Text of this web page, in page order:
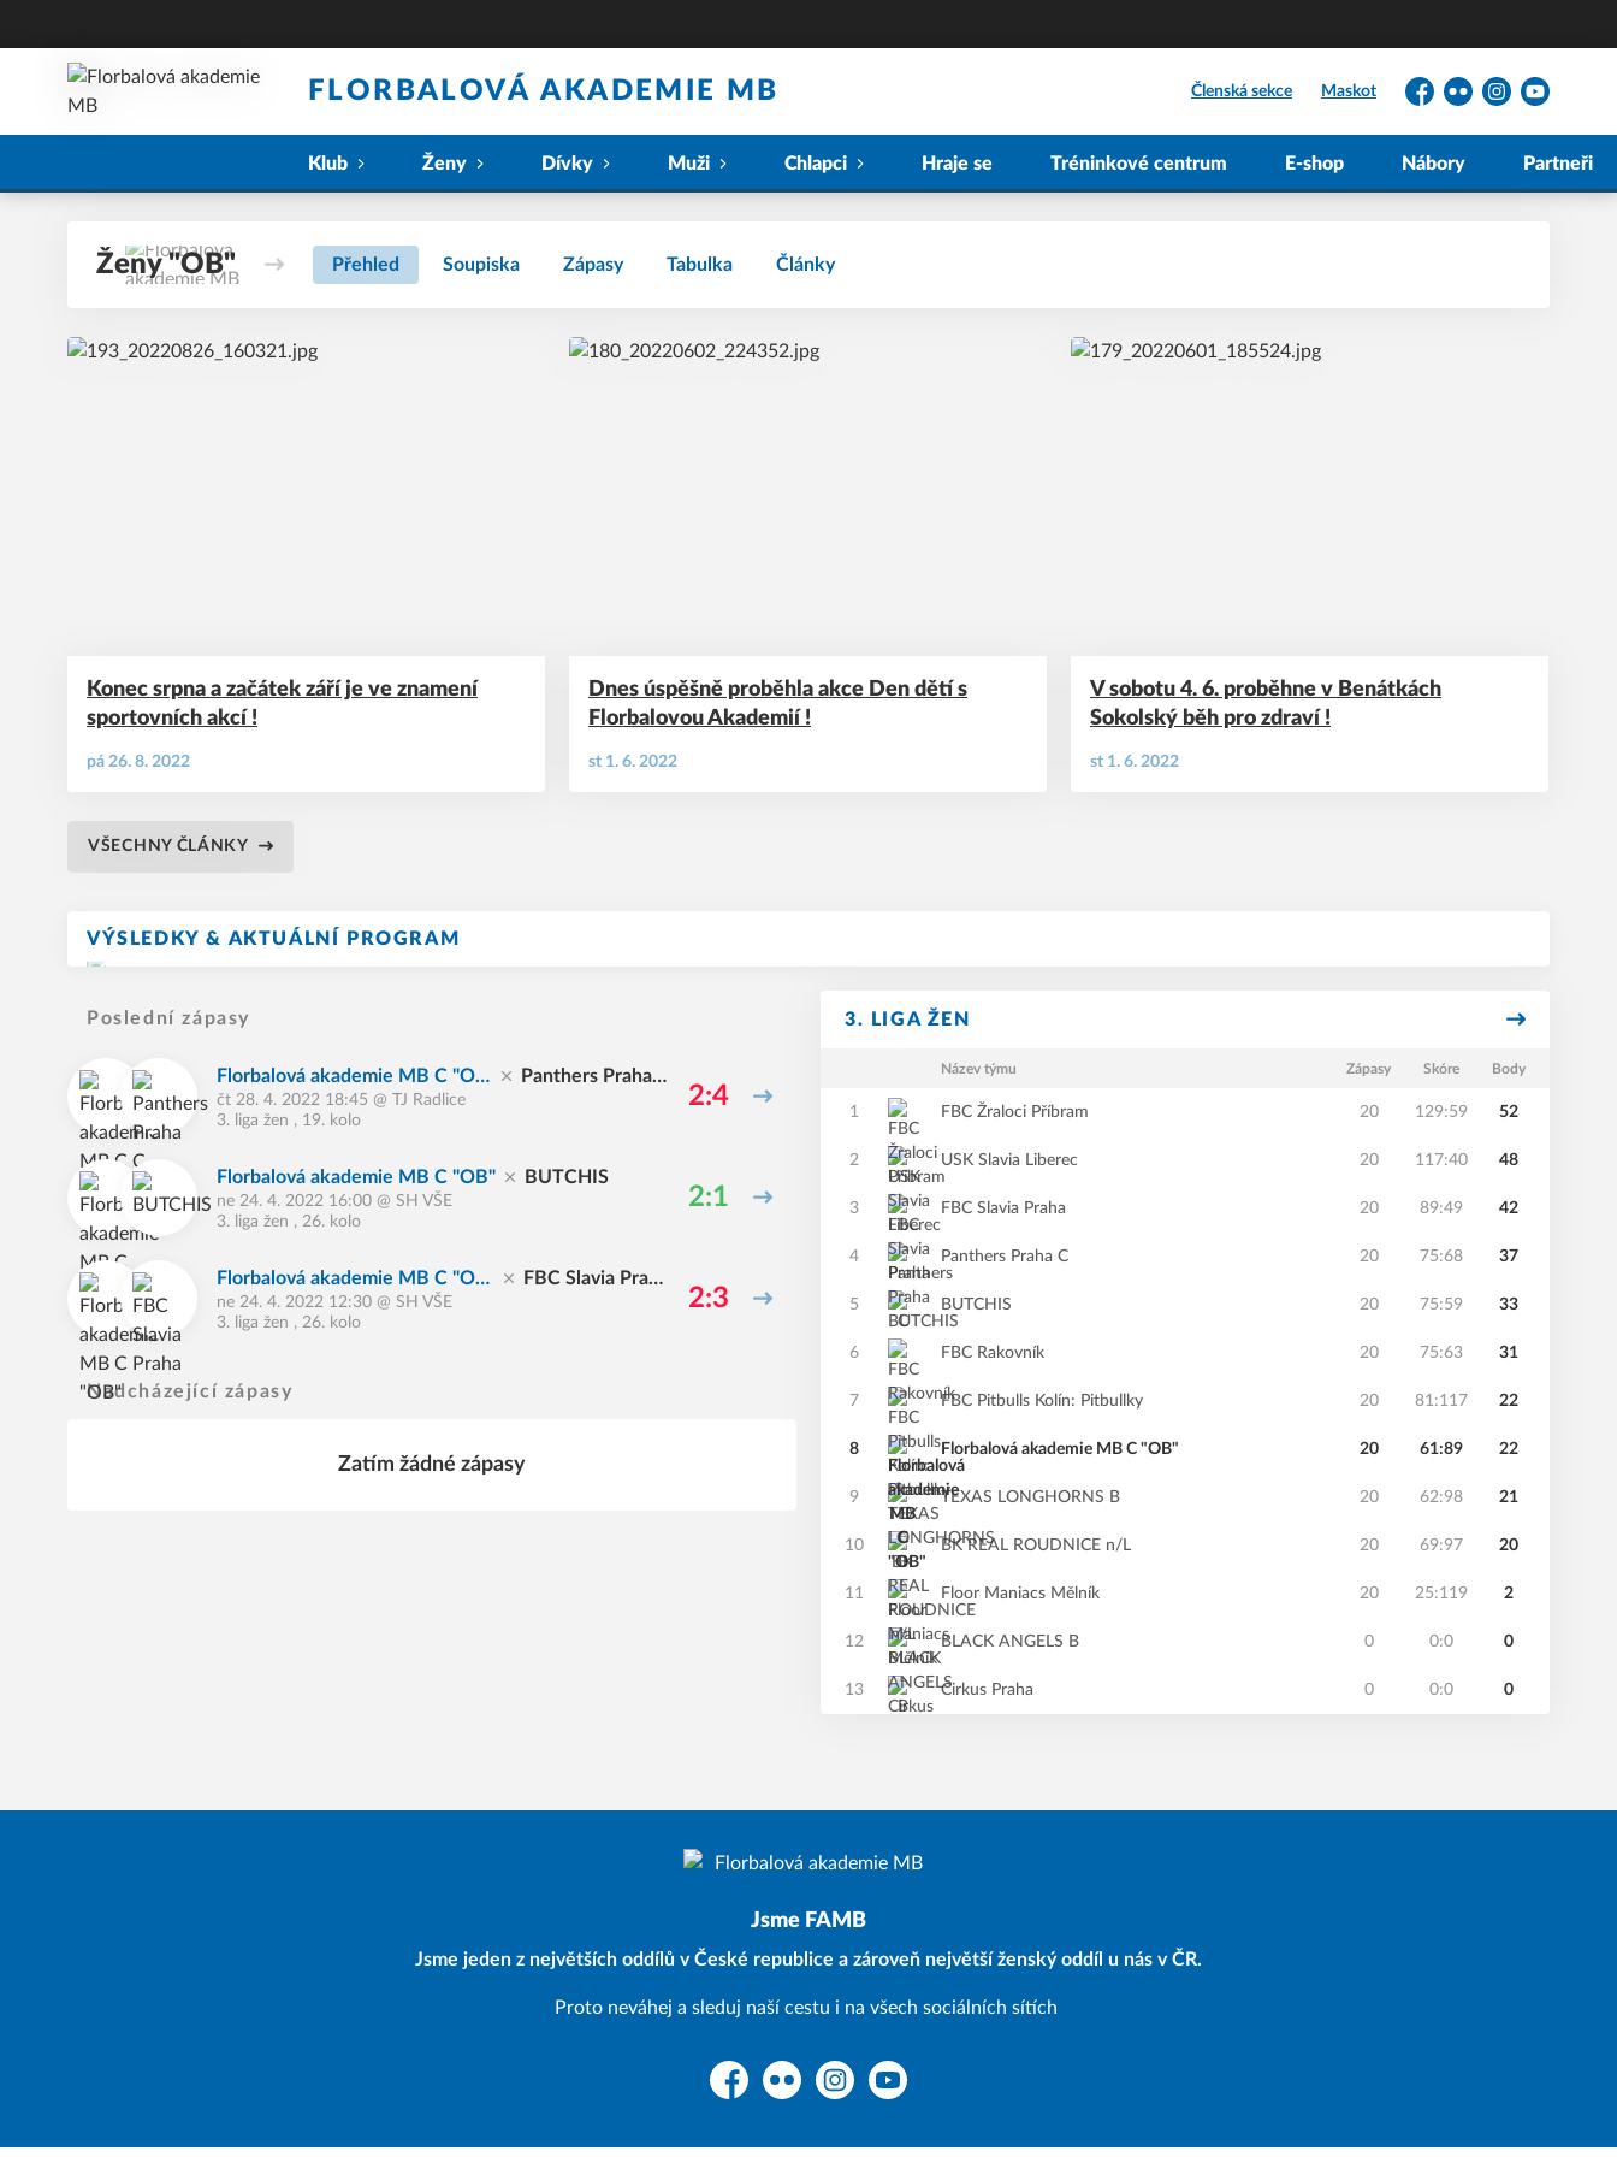
FLORBALOVÁ AKADEMIE MB Členská sekce Maskot
Facebook
FlickrInstagramYouTube
Klub Ženy Dívky Muži Chlapci Hraje se Tréninkové centrum E-shop Nábory Partneři
Ženy "OB" Přehled Soupiska Zápasy Tabulka Články
pá 26. 8. 2022
Konec srpna a začátek září je ve znamení
sportovních akcí !
st 1. 6. 2022
Dnes úspěšně proběhla akce Den dětí s
Florbalovou Akademií !
st 1. 6. 2022
V sobotu 4. 6. proběhne v Benátkách
Sokolský běh pro zdraví !
VŠECHNY ČLÁNKY
VÝSLEDKY & AKTUÁLNÍ PROGRAM
Poslední zápasy
Florbalová akademie MB C "O
B"
Panthers Praha
čt 28. 4. 2022 18:45 @ TJ Radlice
3. liga žen , 19. kolo
2:4
Florbalová akademie MB C "OB" BUTCHIS
ne 24. 4. 2022 16:00 @ SH VŠE
3. liga žen , 26. kolo
2:1
Florbalová akademie MB C "O
B"
FBC Slavia Prah
ne 24. 4. 2022 12:30 @ SH VŠE
3. liga žen , 26. kolo
2:3
Nadcházející zápasy
Zatím žádné zápasy
3. LIGA ŽEN
Název týmu Zápasy Skóre Body
1 FBC Žraloci Příbram 20 129:59 52
2 USK Slavia Liberec 20 117:40 48
3 FBC Slavia Praha 20 89:49 42
4 Panthers Praha C 20 75:68 37
5 BUTCHIS 20 75:59 33
6 FBC Rakovník 20 75:63 31
7 FBC Pitbulls Kolín: Pitbullky 20 81:117 22
8 Florbalová akademie MB C "OB" 20 61:89 22
9 TEXAS LONGHORNS B 20 62:98 21
10 BK REAL ROUDNICE n/L 20 69:97 20
11 Floor Maniacs Mělník 20 25:119 2
12 BLACK ANGELS B 0 0:0 0
13 Cirkus Praha 0 0:0 0
Jsme FAMB
Jsme jeden z největších oddílů v České republice a zároveň největší ženský oddíl u nás v ČR.
Proto neváhej a sleduj naší cestu i na všech sociálních sítích
FacebookFlickr InstagramYouTube